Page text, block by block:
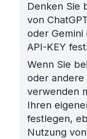
Denken Sie
von
oder
API-KEY
Wenn Sie
oder andere
verwenden
Ihren
festlegen,
Nutzung